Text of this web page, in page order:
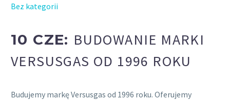
Bez kategorii
10 CZE: BUDOWANIE MARKI
VERSUSGAS OD 1996 ROKU
Budujemy markę Versusgas od 1996 roku. Oferujemy